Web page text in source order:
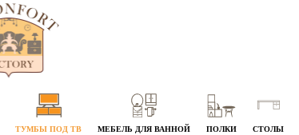
ТУМБЫ ПОД ТВ МЕБЕЛЬ ДЛЯ ВАННОЙ ПОЛКИ СТОЛЫ